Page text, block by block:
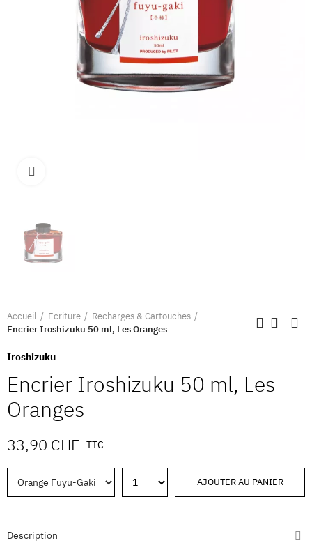
Accueil Ecriture
Recharges & Cartouches
Encrier Iroshizuku 50 ml, Les Oranges
Iroshizuku
Encrier Iroshizuku 50 ml, Les
Oranges
33,90 CHF TTC
AJOUTER AU PANIER
Description